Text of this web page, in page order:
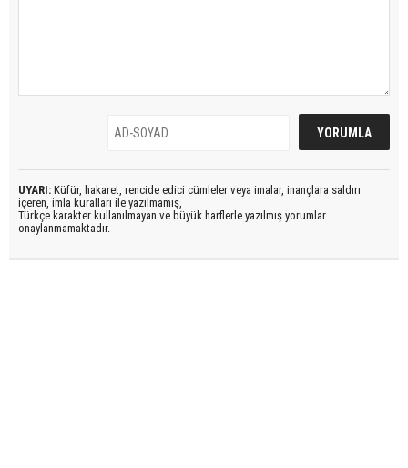
UYARI: Küfür, hakaret, rencide edici cümleler veya imalar, inançlara saldırı
içeren, imla kuralları ile yazılmamış,
Türkçe karakter kullanılmayan ve büyük harflerle yazılmış yorumlar
onaylanmamaktadır.